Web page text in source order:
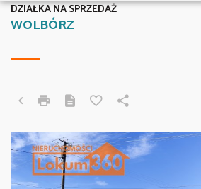
WOLBÓRZ
DZIAŁKA NA SPRZEDAŻ